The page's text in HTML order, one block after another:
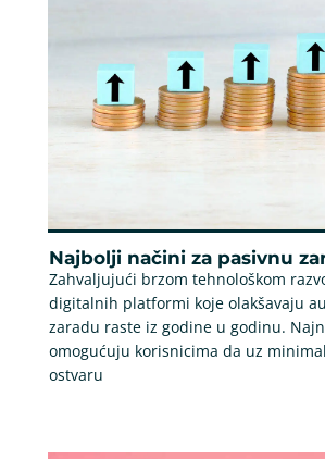
Najbolji načini za pasivnu
Zahvaljujući brzom tehnološkom
digitalnih platformi koje olakšavaju
zaradu raste iz godine u godinu.
omogućuju korisnicima da uz
ostvaru